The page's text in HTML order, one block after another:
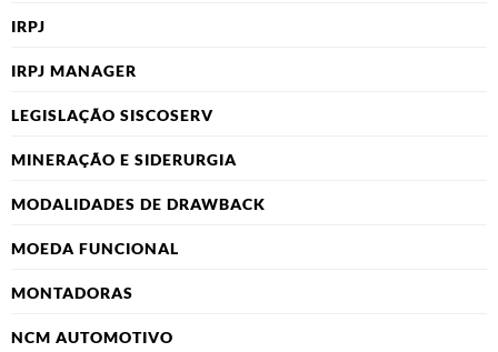
IRPJ
IRPJ MANAGER
LEGISLAÇÃO SISCOSERV
MINERAÇÃO E SIDERURGIA
MODALIDADES DE DRAWBACK
MOEDA FUNCIONAL
MONTADORAS
NCM AUTOMOTIVO